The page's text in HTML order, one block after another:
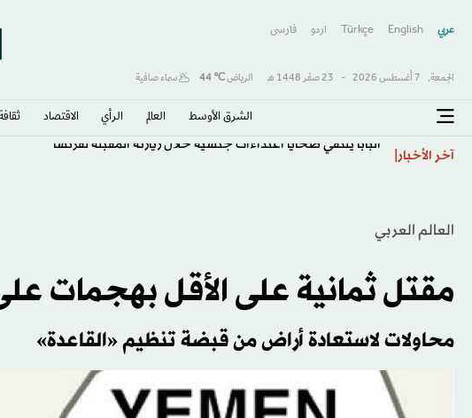
عربي English
Türkçe اردو فارسى
الجمعة, 7 أغسطس 2026 - 23 صفَر 1448 هـ الرياض℃
44 سماء صافية
الشرق الأوسط​ العالم الرأي الاقتصاد
آخر الأخبار البابا يلتقي ضحايا اعتداءات جنسية خلال زيارته المقبلة لفرنسا
العالم العربي
مقتل ثمانية على الأقل بهجمات
محاولات لاستعادة أراض من قبضة تنظيم «القاعدة»